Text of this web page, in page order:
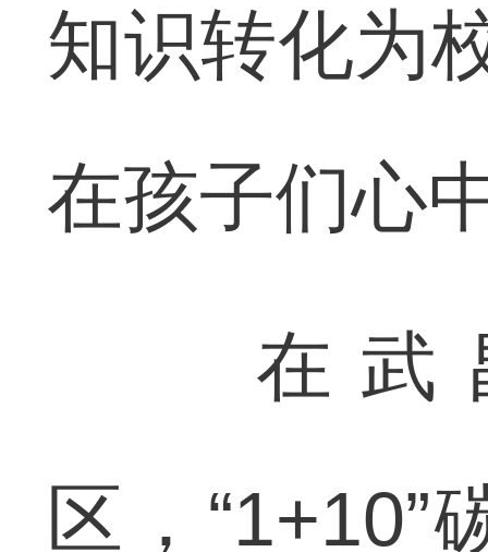
知识转化为
在孩子们心
在武昌
区，